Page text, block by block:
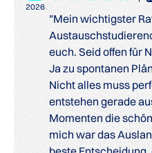
2026
"Mein wichtigster
euch. Seid offen für
Ja zu spontanen
Nicht alles muss
entstehen gerade
Momenten die
mich war das